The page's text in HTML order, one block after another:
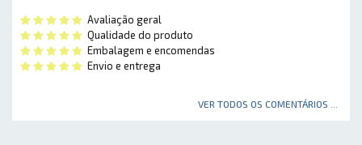
Avaliação geral
Qualidade do produto
Embalagem e encomendas
Envio e entrega
VER TODOS OS COMENTÁRIOS ...